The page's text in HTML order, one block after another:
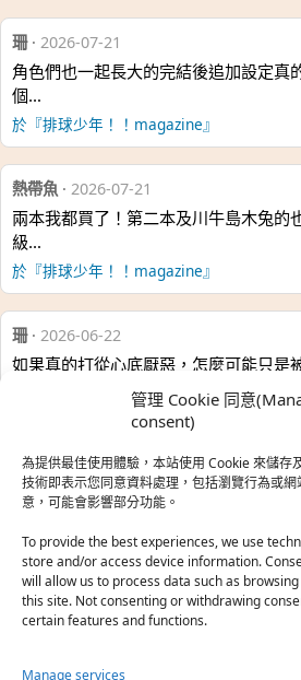
管理 Cookie 同意
consent)
為提供最佳使用體驗，本站使用 Cookie 來儲存
技術即表示您同意資料處理，包括瀏覽行為或
意，可能會影響部分功能。
To provide the best experiences, we use
store and/or access device information.
will allow us to process data such as
this site. Not consenting or withdrawing
certain features and functions.
Manage services
珊· 2026-07-21
角色們也一起長大的完結後追加設定真
個…
於『排球少年！！magazine』
熱帶魚 · 2026-07-21
兩本我都買了！第二本及川牛島木兔的
級…
於『排球少年！！magazine』
珊· 2026-06-22
如果真的打從心底厭惡，怎麼可能只是
熱帶魚·2026-06-22
之前看到網路上有人說灰二自私情勒大
真…
於『強風吹拂』
珊·2026-06-18